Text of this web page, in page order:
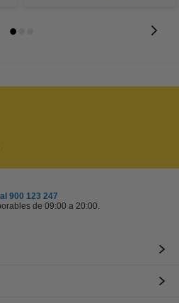
900 123 247
de 09:00 a 20:00.